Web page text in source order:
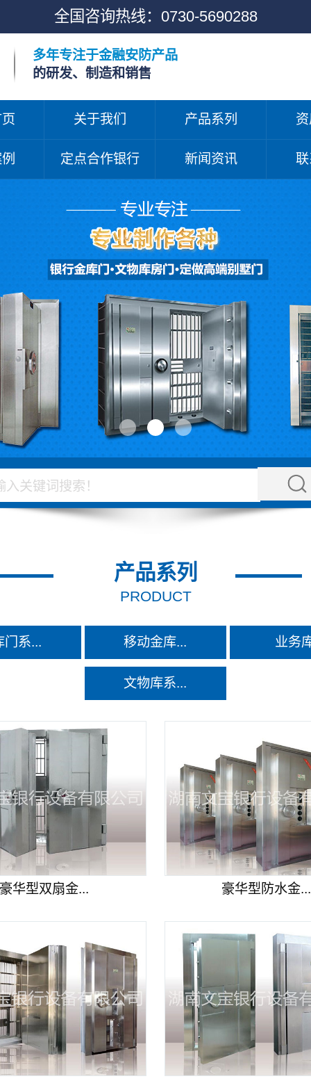
全国咨询热线： 0730-5690288
多年专注于金融安防产品
的研发、制造和销售
关于我们 产品系列
定点合作银行 新闻资讯
产品系列
PRODUCT
门系... 移动金库... 业务
文物库系...
豪华型双扇金... 豪华型防水金...